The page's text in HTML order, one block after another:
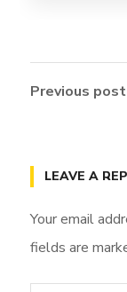
Previous post
LEAVE A
Your email
fields are